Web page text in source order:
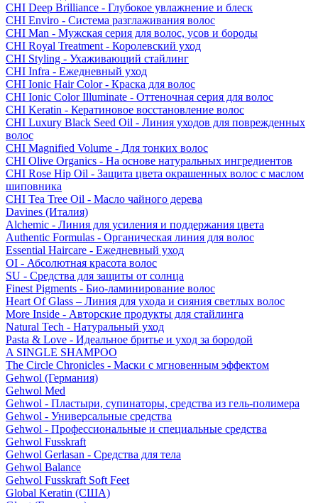
CHI Deep Brilliance - Глубокое увлажнение и блеск
CHI Enviro - Система разглаживания волос
CHI Man - Мужская серия для волос, усов и бороды
CHI Royal Treatment - Королевский уход
CHI Styling - Ухаживающий стайлинг
CHI Infra - Ежедневный уход
CHI Ionic Hair Color - Краска для волос
CHI Ionic Color Illuminate - Оттеночная серия для волос
CHI Keratin - Кератиновое восстановление волос
CHI Luxury Black Seed Oil - Линия уходов для поврежденных
волос
CHI Magnified Volume - Для тонких волос
CHI Olive Organics - На основе натуральных ингредиентов
CHI Rose Hip Oil - Защита цвета окрашенных волос с маслом
шиповника
CHI Tea Tree Oil - Масло чайного дерева
Davines (Италия)
Alchemic - Линия для усиления и поддержания цвета
Authentic Formulas - Органическая линия для волос
Essential Haircare - Eжедневный уход
OI - Абсолютная красота волос
SU - Средства для защиты от солнца
Finest Pigments - Био-ламинирование волос
Heart Of Glass – Линия для ухода и сияния светлых волос
More Inside - Авторские продукты для стайлинга
Natural Tech - Натуральный уход
Pasta & Love - Идеальное бритье и уход за бородой
A SINGLE SHAMPOO
The Circle Chronicles - Маски с мгновенным эффектом
Gehwol (Германия)
Gehwol Med
Gehwol - Пластыри, супинаторы, средства из гель-полимера
Gehwol - Универсальные средства
Gehwol - Профессиональные и специальные средства
Gehwol Fusskraft
Gehwol Gerlasan - Средства для тела
Gehwol Balance
Gehwol Fusskraft Soft Feet
Global Keratin (США)